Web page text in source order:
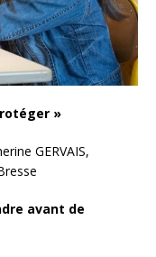
»
GERVAIS,
avant de